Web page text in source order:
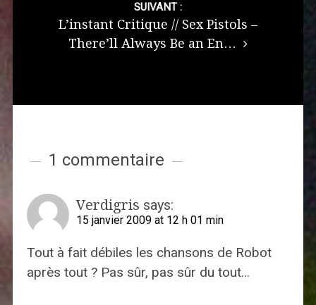
SUIVANT :
L’instant Critique // Sex Pistols –
There’ll Always Be an En…
1 commentaire
Verdigris says:
15 janvier 2009 at 12 h 01 min
Tout à fait débiles les chansons de Robot
après tout ? Pas sûr, pas sûr du tout…